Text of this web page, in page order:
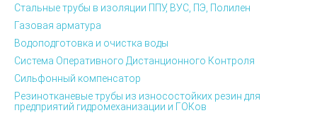
Стальные трубы в изоляции ППУ, ВУС, ПЭ, Полилен
Газовая арматура
Водоподготовка и очистка воды
Система Оперативного Дистанционного Контроля
Сильфонный компенсатор
Резинотканевые трубы из износостойких резин для
предприятий гидромеханизации и ГОКов